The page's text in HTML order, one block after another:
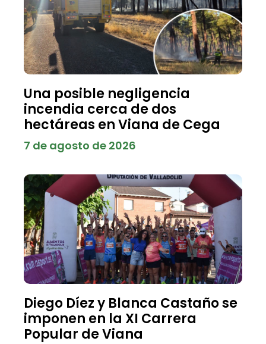
Una posible negligencia
incendia cerca de dos
hectáreas en Viana de Cega
7 de agosto de 2026
Diego Díez y Blanca Castaño se
imponen en la XI Carrera
Popular de Viana